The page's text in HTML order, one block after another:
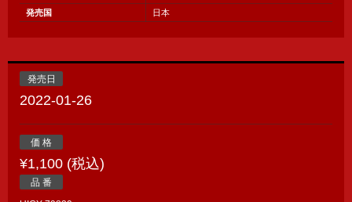
発売国
日本
発売日
2022-01-26
価 格
¥1,100 (税込)
品 番